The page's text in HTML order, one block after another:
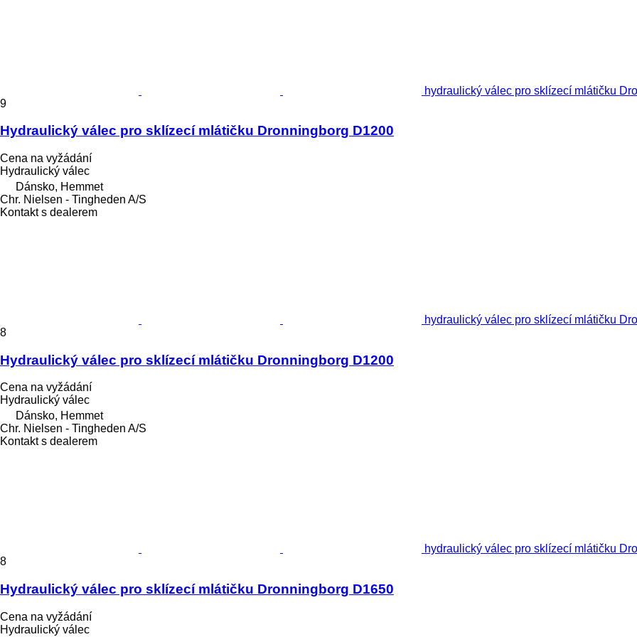
hydraulický válec pro sklízecí mlátičku
9
Hydraulický válec pro sklízecí mlátičku Dronningborg D1200
Cena na vyžádání
Hydraulický válec
Dánsko, Hemmet
Chr. Nielsen - Tingheden A/S
Kontakt s dealerem
hydraulický válec pro sklízecí mlátičku
8
Hydraulický válec pro sklízecí mlátičku Dronningborg D1200
Cena na vyžádání
Hydraulický válec
Dánsko, Hemmet
Chr. Nielsen - Tingheden A/S
Kontakt s dealerem
hydraulický válec pro sklízecí mlátičku
8
Hydraulický válec pro sklízecí mlátičku Dronningborg D1650
Cena na vyžádání
Hydraulický válec